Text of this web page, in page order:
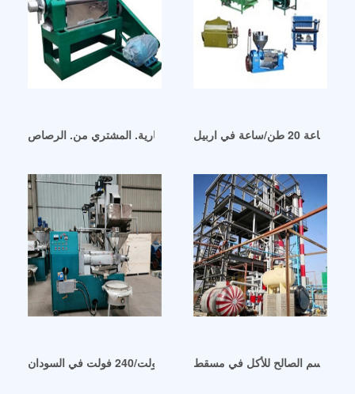
الكويت تريد معدات المراجل البخارية. المشتري من. الرصاص
طرد الزيت المنزلية الأوتوماتيكية 220 فولت/240 فولت في السودان
السمسم الصالح للأكل في مسقط